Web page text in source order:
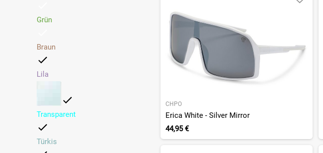
Grün
Braun
Lila
Transparent
Türkis
CHPO
Erica White - Silver Mirror
44,95 €